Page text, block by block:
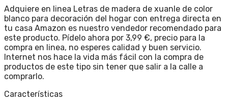
Adquiere en linea Letras de madera de xuanle de color
blanco para decoración del hogar con entrega directa en
tu casa Amazon es nuestro vendedor recomendado para
este producto. Pídelo ahora por 3,99 €, precio para la
compra en linea, no esperes calidad y buen servicio.
Internet nos hace la vida más fácil con la compra de
productos de este tipo sin tener que salir a la calle a
comprarlo.
Características